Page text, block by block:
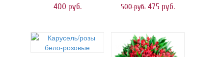
400 руб. 500руб. 475 руб.